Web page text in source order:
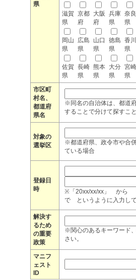
県
滋賀
県
京都
府
大阪
府
兵庫
県
奈良
県
岡山
県
広島
県
山口
県
徳島
県
香川
県
佐賀
県
長崎
県
熊本
県
大分
県
宮崎
県
市区町
村名、
都道府
県名
※同名の自治体は、都道
することで分けて探すこ
対象の
選挙区
※都道府県、政令市や合
ている場合
登録日
時
※「20xx/xx/xx」 から
で というように入力して
解決す
るため
の重要
政策
※関心のあるキーワード
さい。
マニフ
ェスト
ID